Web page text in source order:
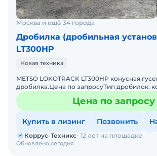
Москва и ещё 34 города
Дробилка (дробильная
LT300HP
Новая техника
METSO LOKOTRACK LT300HP конусная
дробилка.Цена по запросуТип дробилок:
перемещения: самоходныеСамая
Конусная Др
Цена по запросу
Купить в лизинг Позвонить
Обновлено сегодня
Коррус-Техникс 12 лет на площадке